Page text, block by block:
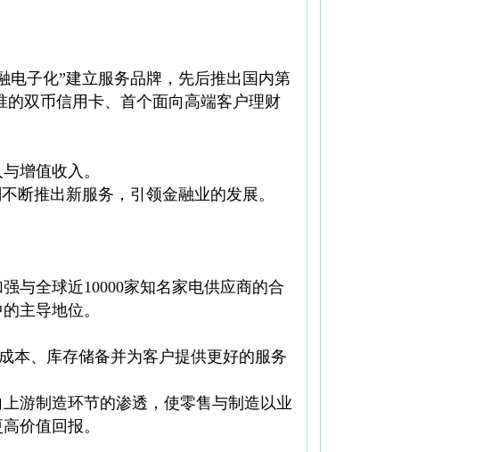
电子化”建立服务品牌，先后推出国内第
双币信用卡、首个面向高端客户理财
增值收入。
断推出新服务，引领金融业的发展。
与全球近10000家知名家电供应商的合
主导地位。
本、库存储备并为客户提供更好的服务
游制造环节的渗透，使零售与制造以业
价值回报。